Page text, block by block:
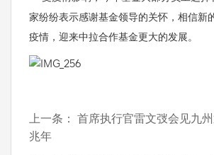
家纷纷表示感谢基金领导的关怀，相信新
疫情，迎来中拉合作基金更大的发展。
上一条：
首席执行官雷文弢会见九
兆年